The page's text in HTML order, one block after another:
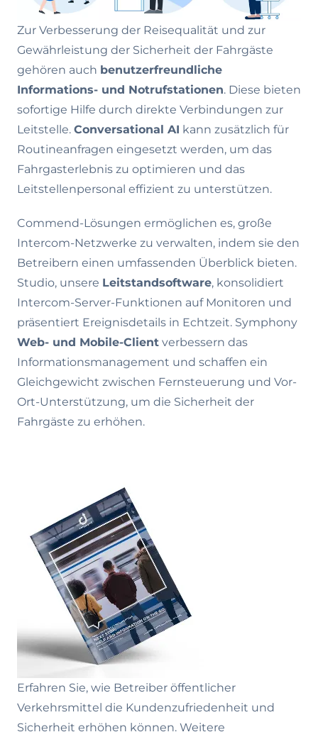
Zur Verbesserung der Reisequalität und zur
Gewährleistung der Sicherheit der Fahrgäste
gehören auch benutzerfreundliche
Informations- und Notrufstationen. Diese bieten
sofortige Hilfe durch direkte Verbindungen zur
Leitstelle. Conversational AI kann zusätzlich für
Routineanfragen eingesetzt werden, um das
Fahrgasterlebnis zu optimieren und das
Leitstellenpersonal effizient zu unterstützen.
Commend-Lösungen ermöglichen es, große
Intercom-Netzwerke zu verwalten, indem sie den
Betreibern einen umfassenden Überblick bieten.
Studio, unsere Leitstandsoftware, konsolidiert
Intercom-Server-Funktionen auf Monitoren und
präsentiert Ereignisdetails in Echtzeit. Symphony
Web- und Mobile-Client verbessern das
Informationsmanagement und schaffen ein
Gleichgewicht zwischen Fernsteuerung und Vor-
Ort-Unterstützung, um die Sicherheit der
Fahrgäste zu erhöhen.
Erfahren Sie, wie Betreiber öffentlicher
Verkehrsmittel die Kundenzufriedenheit und
Sicherheit erhöhen können. Weitere